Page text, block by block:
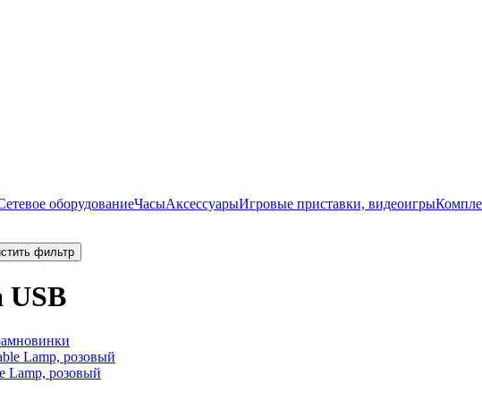
оборудованиеЧасыАксессуарыИгровые приставки, видеоигры
USB
новинки
Lamp, розовый